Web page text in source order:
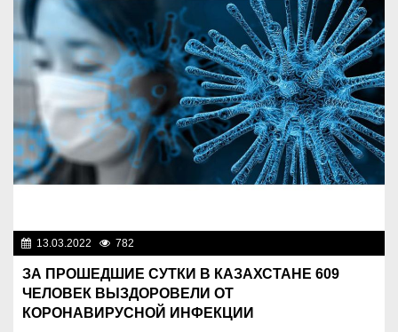
13.03.2022 782
ЗА ПРОШЕДШИЕ СУТКИ В КАЗАХСТАНЕ 609
ЧЕЛОВЕК ВЫЗДОРОВЕЛИ ОТ
КОРОНАВИРУСНОЙ ИНФЕКЦИИ